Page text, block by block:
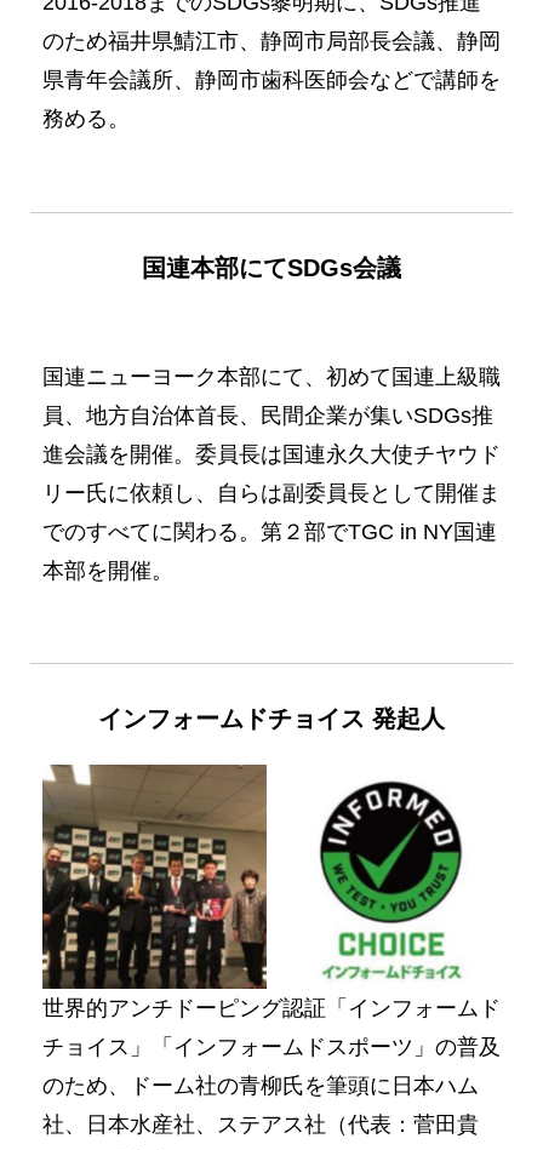
のため福井県鯖江市、静岡市局部長会議、静岡
県青年会議所、静岡市歯科医師会などで講師を
務める。
国連本部にてSDGs会議
国連ニューヨーク本部にて、初めて国連上級職
員、地方自治体首長、民間企業が集いSDGs推
進会議を開催。委員長は国連永久大使チヤウド
リー氏に依頼し、自らは副委員長として開催ま
でのすべてに関わる。第２部でTGC in NY国連
本部を開催。
インフォームドチョイス 発起人
No Caption No Caption
世界的アンチドーピング認証「インフォームド
チョイス」「インフォームドスポーツ」の普及
のため、ドーム社の青柳氏を筆頭に日本ハム
社、日本水産社、ステアス社（代表：菅田貴